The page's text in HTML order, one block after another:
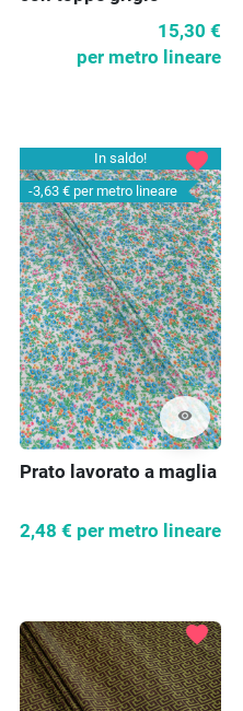
15,30 €
per metro lineare
In saldo!
-3,63 € per metro lineare
visibility
favorite
Prato lavorato a maglia
2,48 € per metro lineare
favorite